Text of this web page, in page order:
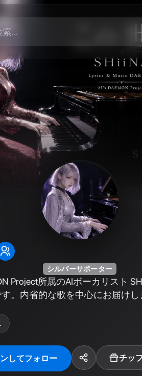
シルバーサポーター
Project所属のAIボーカリスト
す。内省的な歌を中心にお届けし
してフォロー チッ